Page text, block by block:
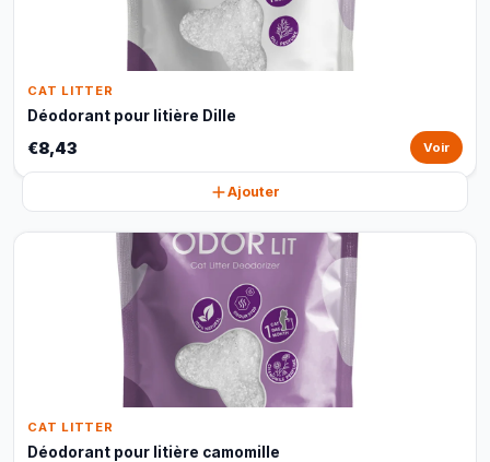
CAT LITTER
Déodorant pour litière Dille
€8,43 Voir
Ajouter
CAT LITTER
Déodorant pour litière camomille